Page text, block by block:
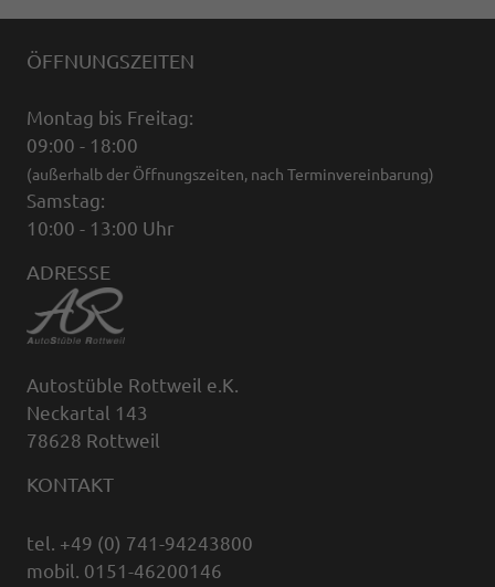
ÖFFNUNGSZEITEN
Montag bis Freitag:
09:00 - 18:00
(außerhalb der Öffnungszeiten, nach Terminvereinbarung)
Samstag:
10:00 - 13:00 Uhr
ADRESSE
Autostüble Rottweil e.K.
Neckartal 143
78628 Rottweil
KONTAKT
tel. +49 (0) 741-94243800
mobil. 0151-46200146